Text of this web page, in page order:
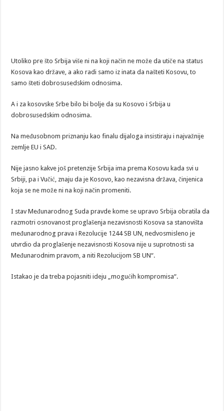
Utoliko pre što Srbija više ni na koji način ne može da utiče na status
Kosova kao države, a ako radi samo iz inata da našteti Kosovu, to
samo šteti dobrosusedskim odnosima.
A i za kosovske Srbe bilo bi bolje da su Kosovo i Srbija u
dobrosusedskim odnosima.
Na međusobnom priznanju kao finalu dijaloga insistiraju i najvažnije
zemlje EU i SAD.
Nije jasno kakve još pretenzije Srbija ima prema Kosovu kada svi u
Srbiji, pa i Vučić, znaju da je Kosovo, kao nezavisna država, činjenica
koja se ne može ni na koji način promeniti.
I stav Međunarodnog Suda pravde kome se upravo Srbija obratila da
razmotri osnovanost proglašenja nezavisnosti Kosova sa stanovišta
međunarodnog prava i Rezolucije 1244 SB UN, nedvosmisleno je
utvrdio da proglašenje nezavisnosti Kosova nije u suprotnosti sa
Međunarodnim pravom, a niti Rezolucijom SB UN“.
Istakao je da treba pojasniti ideju „mogućih kompromisa“.